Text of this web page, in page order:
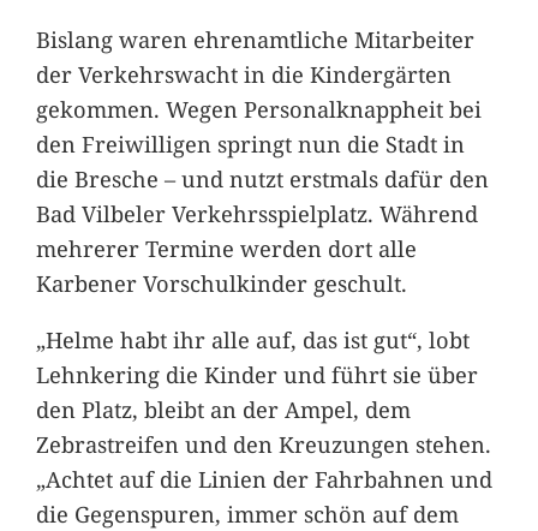
Bislang waren ehrenamtliche Mitarbeiter
der Verkehrswacht in die Kindergärten
gekommen. Wegen Personalknappheit bei
den Freiwilligen springt nun die Stadt in
die Bresche – und nutzt erstmals dafür den
Bad Vilbeler Verkehrsspielplatz. Während
mehrerer Termine werden dort alle
Karbener Vorschulkinder geschult.
„Helme habt ihr alle auf, das ist gut“, lobt
Lehnkering die Kinder und führt sie über
den Platz, bleibt an der Ampel, dem
Zebrastreifen und den Kreuzungen stehen.
„Achtet auf die Linien der Fahrbahnen und
die Gegenspuren, immer schön auf dem